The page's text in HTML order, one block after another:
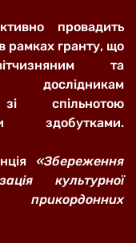
провадить
рамках гранту, що
та
спільнотою
здобутками.
«Збереження
культурної